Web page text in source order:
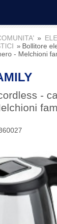
Bollitore
- Melchioni
-